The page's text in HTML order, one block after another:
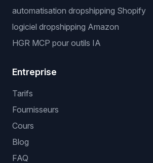
automatisation dropshipping Shopify
logiciel dropshipping Amazon
HGR MCP pour outils IA
Entreprise
Tarifs
Fournisseurs
Cours
Blog
FAQ